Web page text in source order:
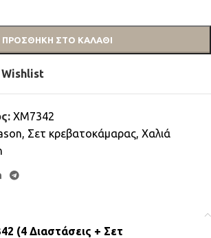
ΠΡΟΣΘΉΚΗ ΣΤΟ ΚΑΛΆΘΙ
XM7342
, Σετ κρεβατοκάμαρας, Χαλιά
(4 Διαστάσεις + Σετ